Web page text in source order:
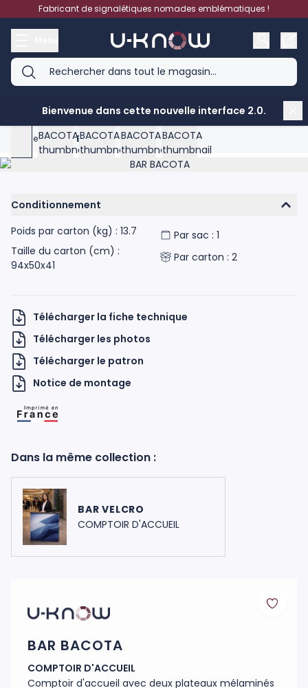
Aller au contenuFabricant de signalétiques nomades emblématiques !
Bienvenue dans cette nouvelle interface 2.0.
Accueil > BAR BACOTA
Product image gallery - scroll to see more images
Conditionnement
Poids par carton (kg) : 13.7
Taille du carton (cm) :
94x50x41
Par sac : 1
Par carton : 2
Télécharger la fiche technique
Télécharger les photos
Télécharger le patron
Notice de montage
Dans la même collection :
BAR VELCRO
COMPTOIR D'ACCUEIL
BAR BACOTA
COMPTOIR D'ACCUEIL
Comptoir d'accueil avec deux plateaux mélaminés